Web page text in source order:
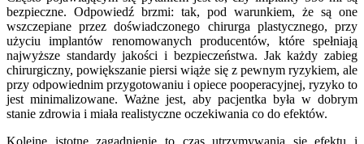
bezpieczne. Odpowiedź brzmi: tak, pod warunkiem, że są one
wszczepiane przez doświadczonego chirurga plastycznego, przy
użyciu implantów renomowanych producentów, które spełniają
najwyższe standardy jakości i bezpieczeństwa. Jak każdy zabieg
chirurgiczny, powiększanie piersi wiąże się z pewnym ryzykiem, ale
przy odpowiednim przygotowaniu i opiece pooperacyjnej, ryzyko to
jest minimalizowane. Ważne jest, aby pacjentka była w dobrym
stanie zdrowia i miała realistyczne oczekiwania co do efektów.
Kolejne istotne zagadnienie to czas utrzymywania się efektu i